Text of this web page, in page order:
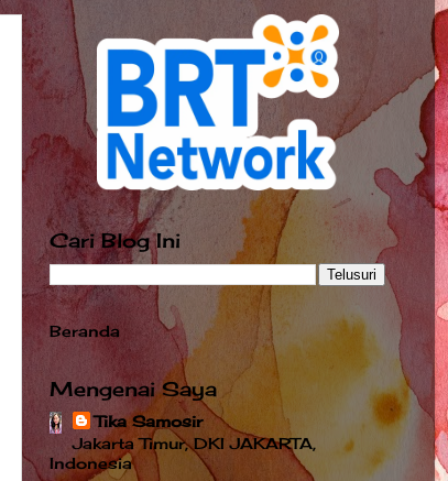
Cari Blog Ini
Beranda
Mengenai Saya
Tika Samosir
Jakarta Timur, DKI JAKARTA,
Indonesia